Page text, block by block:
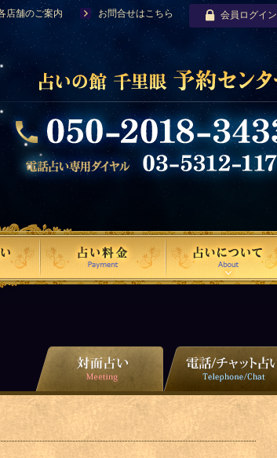
店舗のご案内 お問合せはこちら 会員ログイン